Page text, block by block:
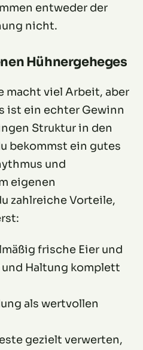
entweder der
nicht.
Hühnergeheges
macht viel Arbeit, aber
ist ein echter Gewinn
Struktur in den
bekommst ein gutes
und
eigenen
zahlreiche Vorteile,
frische Eier und
Haltung komplett
als wertvollen
gezielt verwerten,